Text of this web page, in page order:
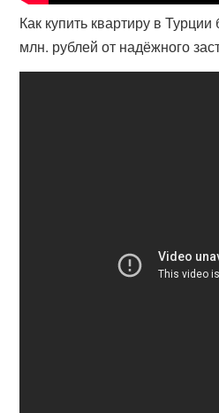
Как купить квартиру в
млн. рублей от надёжного